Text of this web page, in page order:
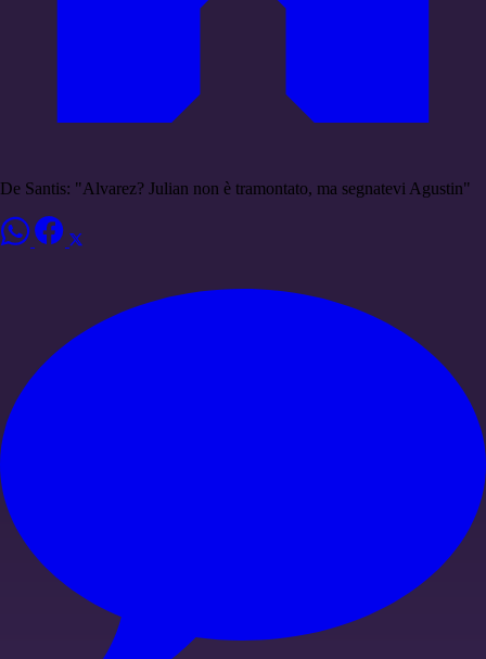
De Santis: "Alvarez? Julian non è tramontato, ma segnatevi Agustin"